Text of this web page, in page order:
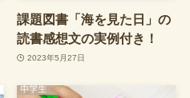
課題図書「海を見た日」の
読書感想文の実例付き！
2023年5月27日